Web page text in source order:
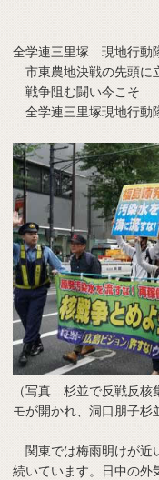
全学連三里塚 現地行動
市東農地決戦の先頭に
戦争阻む闘い今こそ
全学連三里塚現地行
（写真 杉並で反戦反
モが開かれ、洞口朋子杉
関東では梅雨明けが近
続いています。日中の外